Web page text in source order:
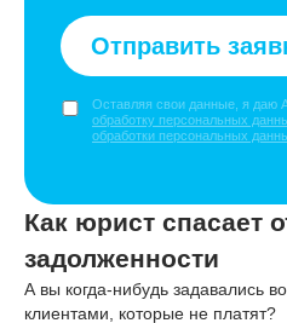
Отправить
Оставляя свои данные, я даю
обработку персональных
обработки персональных
Как юрист спасает
задолженности
А вы когда-нибудь задавались
клиентами, которые не платят?